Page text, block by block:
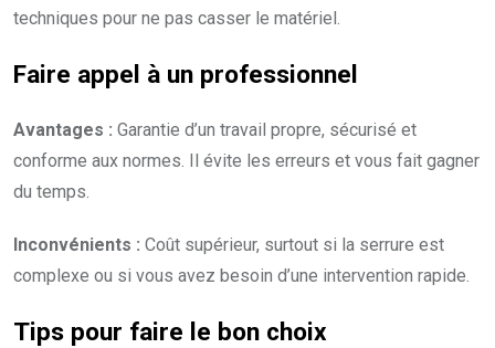
techniques pour ne pas casser le matériel.
Faire appel à un professionnel
Avantages : Garantie d’un travail propre, sécurisé et
conforme aux normes. Il évite les erreurs et vous fait gagner
du temps.
Inconvénients : Coût supérieur, surtout si la serrure est
complexe ou si vous avez besoin d’une intervention rapide.
Tips pour faire le bon choix